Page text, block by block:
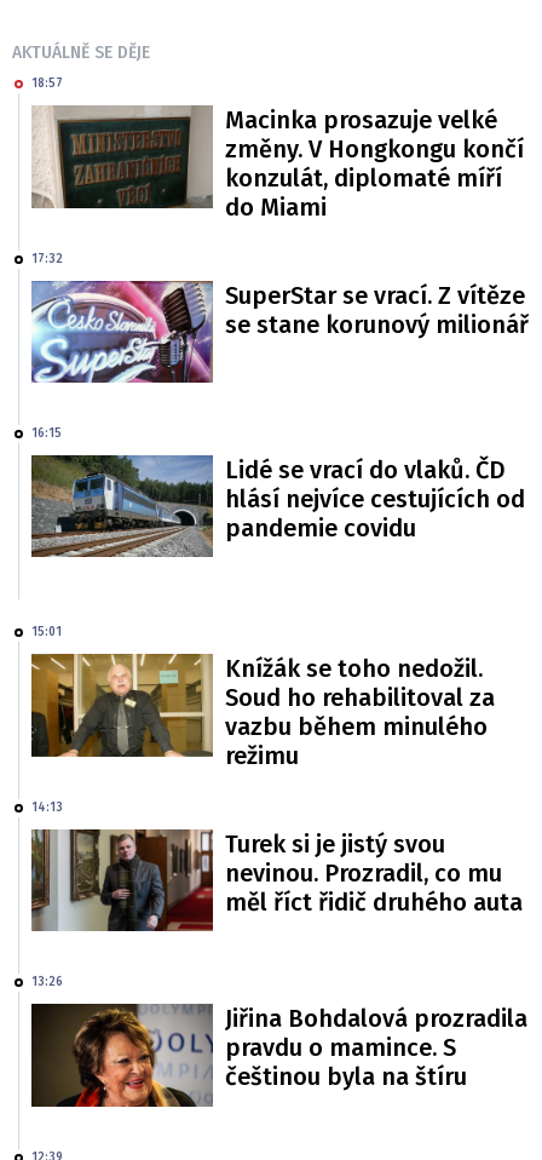
AKTUÁLNĚ SE DĚJE
18:57
Macinka prosazuje velké
změny. V Hongkongu končí
konzulát, diplomaté míří
do Miami
17:32
SuperStar se vrací. Z vítěze
se stane korunový milionář
16:15
Lidé se vrací do vlaků. ČD
hlásí nejvíce cestujících od
pandemie covidu
15:01
Knížák se toho nedožil.
Soud ho rehabilitoval za
vazbu během minulého
režimu
14:13
Turek si je jistý svou
nevinou. Prozradil, co mu
měl říct řidič druhého auta
13:26
Jiřina Bohdalová prozradila
pravdu o mamince. S
češtinou byla na štíru
12:39